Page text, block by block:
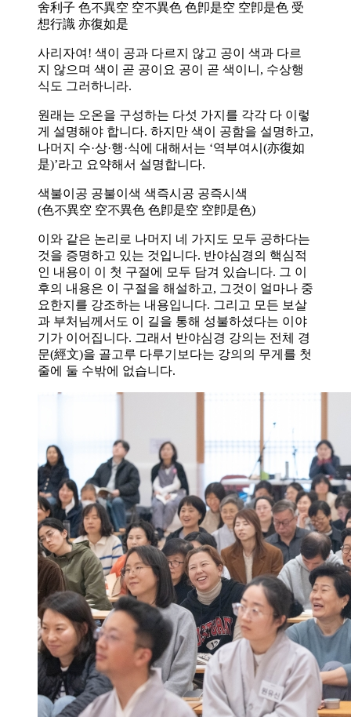
舍利子 色不異空 空不異色 色卽是空 空卽是色 受
想行識 亦復如是
사리자여! 색이 공과 다르지 않고 공이 색과 다르
지 않으며 색이 곧 공이요 공이 곧 색이니, 수상행
식도 그러하니라.
원래는 오온을 구성하는 다섯 가지를 각각 다 이렇
게 설명해야 합니다. 하지만 색이 공함을 설명하고,
나머지 수·상·행·식에 대해서는 ‘역부여시(亦復如
是)’라고 요약해서 설명합니다.
색불이공 공불이색 색즉시공 공즉시색
(色不異空 空不異色 色卽是空 空卽是色)
이와 같은 논리로 나머지 네 가지도 모두 공하다는
것을 증명하고 있는 것입니다. 반야심경의 핵심적
인 내용이 이 첫 구절에 모두 담겨 있습니다. 그 이
후의 내용은 이 구절을 해설하고, 그것이 얼마나 중
요한지를 강조하는 내용입니다. 그리고 모든 보살
과 부처님께서도 이 길을 통해 성불하셨다는 이야
기가 이어집니다. 그래서 반야심경 강의는 전체 경
문(經文)을 골고루 다루기보다는 강의의 무게를 첫
줄에 둘 수밖에 없습니다.